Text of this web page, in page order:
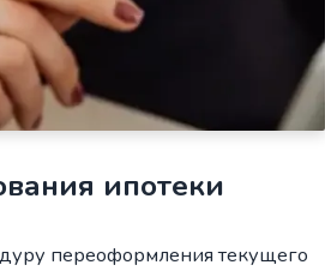
ипотеки
переоформления текущего